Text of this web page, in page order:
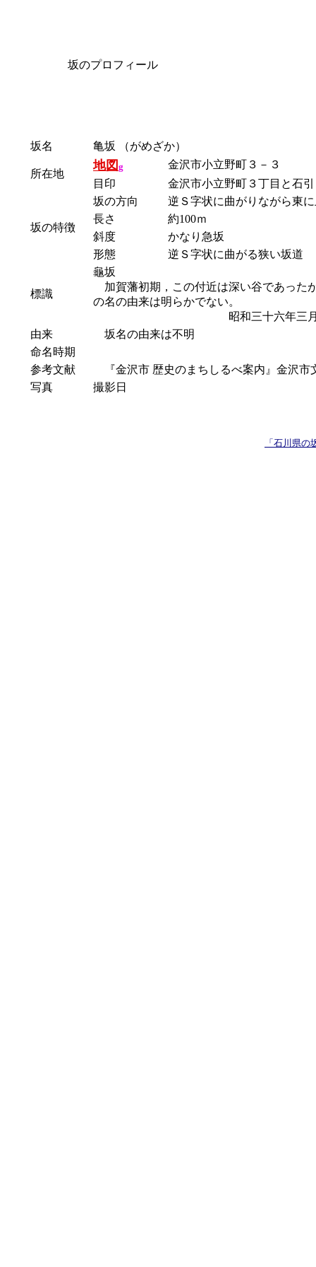
坂のプロフィール
坂名 亀坂 （がめざか）
所在地
地図 g
金沢市小立野町３－３
目印
金沢市小立野町３丁目と石
坂の特徴
坂の方向
逆Ｓ字状に曲がりながら東
長さ
約100ｍ
斜度
かなり急坂
形態
逆Ｓ字状に曲がる狭い坂道
標識
龜坂
加賀藩初期，この付近は深い谷であった
の名の由来は明らかでない。
昭和三十六年三月
由来
坂名の由来は不明
命名時期
参考文献
『金沢市 歴史のまちしるべ案内』金沢市
写真
撮影日
「石川県の